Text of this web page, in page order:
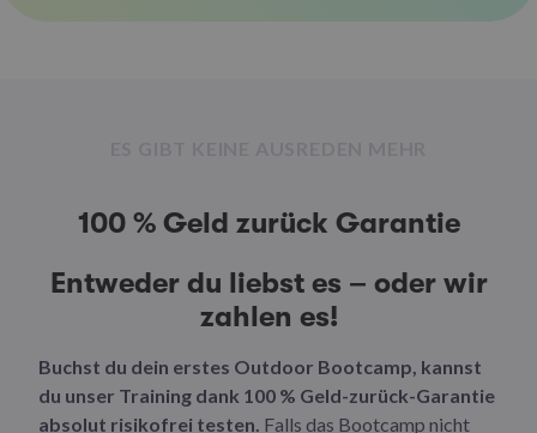
100 % Geld zurück Garantie
Entweder du liebst es – oder wir
zahlen es!
Buchst du dein erstes Outdoor Bootcamp, kannst
du unser Training dank 100 % Geld-zurück-Garantie
absolut risikofrei testen. Falls das Bootcamp nicht